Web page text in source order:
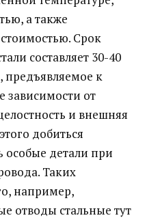
а также
Срок
составляет 30-40
предъявляемое к
зависимости от
и внешняя
добиться
особые детали при
Таких
например,
отводы стальные тут